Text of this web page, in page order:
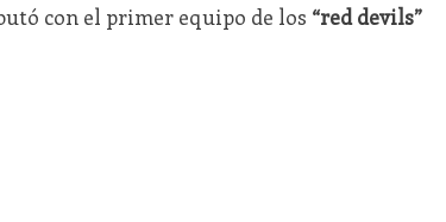
con el primer equipo de los “red devils”